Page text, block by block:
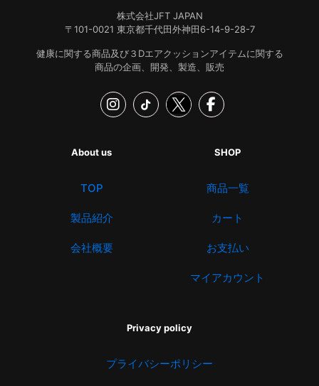
株式会社JFT JAPAN
〒101-0021 東京都千代田外神田6-14-9-28-7
健康に関する商品及び３Dエアクッションアイテムに関する
商品の企画、開発、製造、販売
About us
TOP
製品紹介
会社概要
SHOP
商品一覧
カート
お支払い
マイアカウント
Privacy policy
プライバシーポリシー